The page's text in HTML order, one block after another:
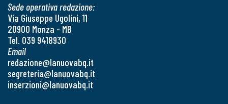
Sede operativa redazione:
Via Giuseppe Ugolini, 11
20900 Monza - MB
Tel. 039 9418930
Email
redazione@lanuovabq.it
segreteria@lanuovabq.it
inserzioni@lanuovabq.it